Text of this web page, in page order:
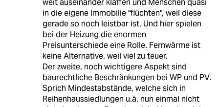
weit auseinander klaffen und Menschen quasi
in die eigene Immobilie "flüchten", weil diese
gerade so noch leistbar ist. Und hier spielen
bei der Heizung die enormen
Preisunterschiede eine Rolle. Fernwärme ist
keine Alternative, weil viel zu teuer.
Der zweite, noch wichtigere Aspekt sind
baurechtliche Beschränkungen bei WP und PV.
Sprich Mindestabstände, welche sich in
Reihenhaussiedlungen u.ä. nun einmal nicht